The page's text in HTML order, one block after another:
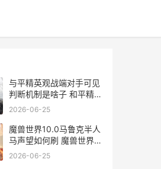
与平精英观战端对手可见
判断机制是啥子 和平精英
观战模式在哪下载
2026-06-25
魔兽世界10.0马鲁克半人
马声望如何刷 魔兽世界上
马
2026-06-25